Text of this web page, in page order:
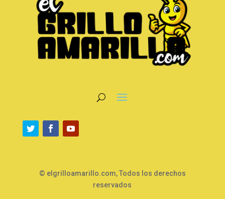
© elgrilloamarillo.com, Todos los derechos
reservados